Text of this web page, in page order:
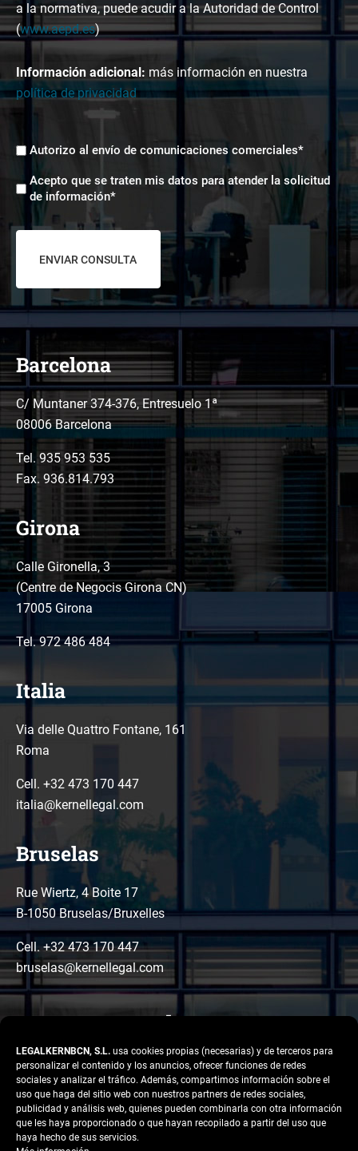
LEGALKERNBCN, S.L. usa cookies propias (necesarias) y de terceros para
personalizar el contenido y los anuncios, ofrecer funciones de redes
sociales y analizar el tráfico. Además, compartimos información sobre el
uso que haga del sitio web con nuestros partners de redes sociales,
publicidad y análisis web, quienes pueden combinarla con otra información
que les haya proporcionado o que hayan recopilado a partir del uso que
haya hecho de sus servicios.
a la normativa, puede acudir a la Autoridad de Control
(www.aepd.es)
Información adicional: más información en nuestra
política de privacidad
Envíos
Autorizo al envío de comunicaciones comerciales*
Aceptación
tratamiento
datos
Acepto que se traten mis datos para atender la solicitud
de información*
Barcelona
C/ Muntaner 374-376, Entresuelo 1ª
08006 Barcelona
Tel. 935 953 535
Fax. 936.814.793
Girona
Calle Gironella, 3
(Centre de Negocis Girona CN)
17005 Girona
Tel.972 486 484
Italia
Via delle Quattro Fontane, 161
Roma
Cell. +32 473 170 447
italia@kernellegal.com
Bruselas
Rue Wiertz, 4 Boite 17
B-1050 Bruselas/Bruxelles
Cell. +32 473 170 447
bruselas@kernellegal.com
LinkedIn
Instagram
Facebook
Copyright © 2026 Kernel